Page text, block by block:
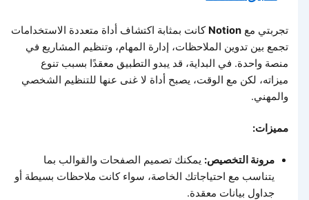
تجربتي معNotionكانت بمثابة اكتشاف أداة متعددة الاستخدامات
تجمع بين تدوين الملاحظات، إدارة المهام، وتنظيم المشاريع في
منصة واحدة. في البداية، قد يبدو التطبيق معقدًا بسبب تنوع
ميزاته، لكن مع الوقت، يصبح أداة لا غنى عنها للتنظيم الشخصي
والمهني.
مميزات:
مرونة التخصيص:يمكنك تصميم الصفحات والقوالب بما
يتناسب مع احتياجاتك الخاصة، سواء كانت ملاحظات بسيطة أو
جداول بيانات معقدة.